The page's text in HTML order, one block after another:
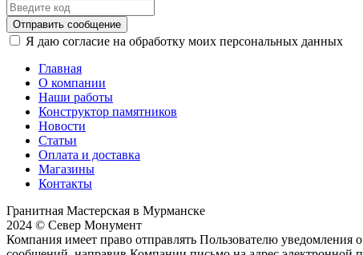
Отправить сообщение
Я даю согласие на обработку моих персональных данных
Главная
О компании
Наши работы
Конструктор памятников
Новости
Статьи
Оплата и доставка
Магазины
Контакты
Гранитная Мастерская в Мурманске
2024 © Север Монумент
Компания имеет право отправлять Пользователю уведомления